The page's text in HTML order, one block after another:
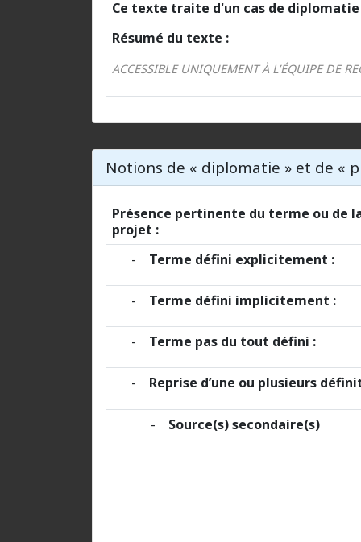
Ce texte traite d'un cas de diplomatie
Résumé du texte :
ACCESSIBLE UNIQUEMENT À L’ÉQUIPE DE
Notions de « diplomatie » et de «
Présence pertinente du terme ou de
projet :
- Terme défini explicitement :
- Terme défini implicitement :
- Terme pas du tout défini :
- Reprise d’une ou plusieurs
- Source(s) secondaire(s)